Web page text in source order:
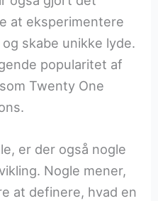
at eksperimentere
skabe unikke lyde.
popularitet af
Twenty One
er der også nogle
Nogle mener,
at definere, hvad en